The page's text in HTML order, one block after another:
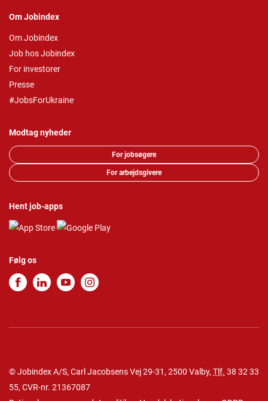
Om Jobindex
Om Jobindex
Job hos Jobindex
For investorer
Presse
#JobsForUkraine
Modtag nyheder
For jobsøgere
For arbejdsgivere
Hent job-apps
Følg os
© Jobindex A/S, Carl Jacobsens Vej 29-31, 2500 Valby, Tlf. 38 32 33
55, CVR-nr. 21367087